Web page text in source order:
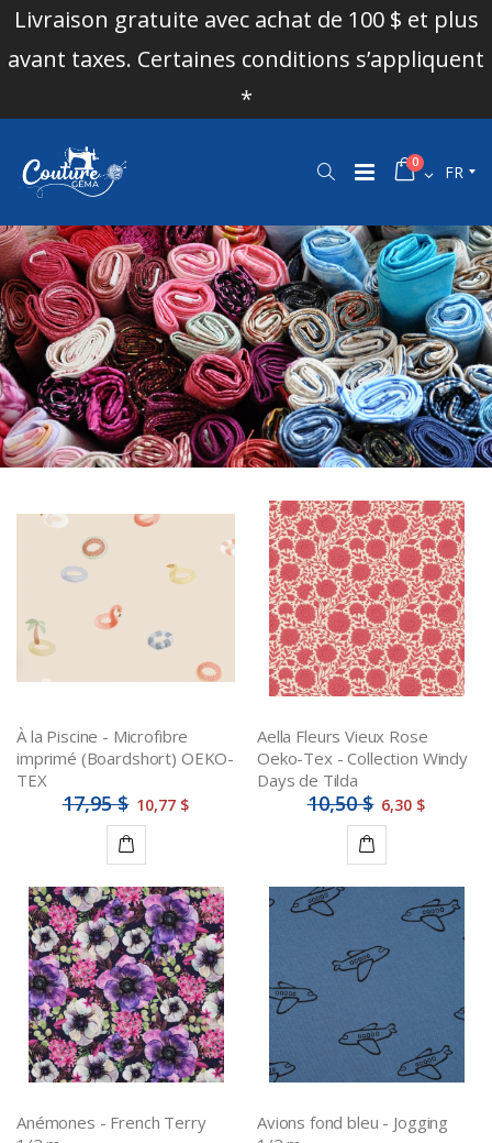
Livraison gratuite avec achat de 100 $ et plus
avant taxes. Certaines conditions s’appliquent
*
0 FR
À la Piscine - Microfibre
imprimé (Boardshort) OEKO-
TEX
17,95 $ 10,77 $
au
panier
Aella Fleurs Vieux Rose
Oeko-Tex - Collection Windy
Days de Tilda
10,50 $ 6,30 $
panier
Anémones - French Terry
Avions fond bleu - Jogging